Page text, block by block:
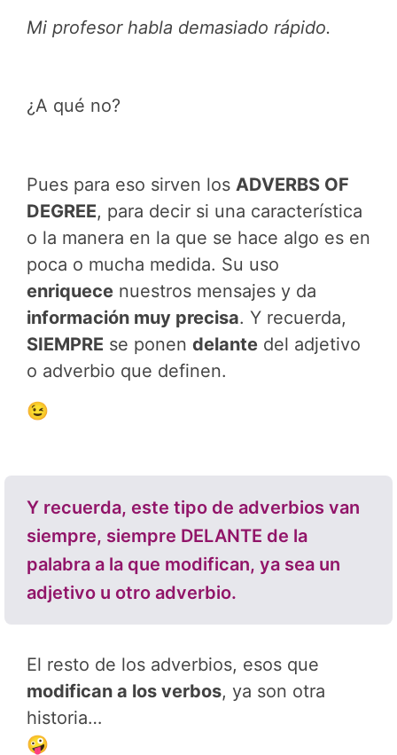
Mi profesor habla demasiado rápido.
¿A qué no?
Pues para eso sirven los ADVERBS OF
DEGREE, para decir si una característica
o la manera en la que se hace algo es en
poca o mucha medida. Su uso
enriquece nuestros mensajes y da
información muy precisa. Y recuerda,
SIEMPRE se ponen delante del adjetivo
o adverbio que definen.
😉
Y recuerda, este tipo de adverbios van
siempre, siempre DELANTE de la
palabra a la que modifican, ya sea un
adjetivo u otro adverbio.
El resto de los adverbios, esos que
modifican a los verbos, ya son otra
historia…
🤪